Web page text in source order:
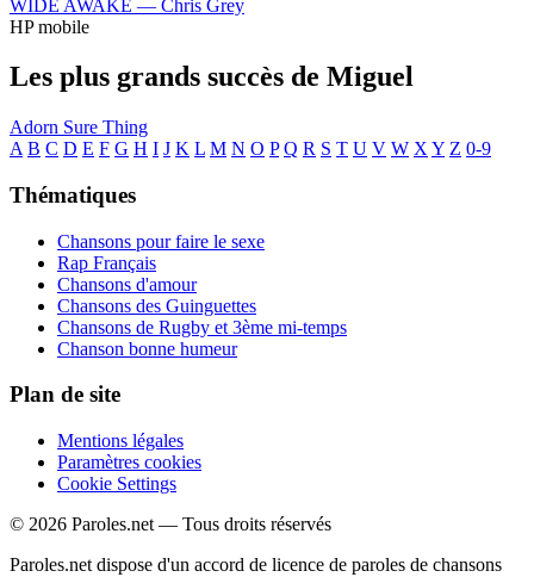
WIDE AWAKE — Chris Grey
HP mobile
Les plus grands succès de Miguel
Adorn Sure Thing
A B C D E F G H I J K L M N O P Q R S T U V W X Y Z 0-9
Thématiques
Chansons pour faire le sexe
Rap Français
Chansons d'amour
Chansons des Guinguettes
Chansons de Rugby et 3ème mi-temps
Chanson bonne humeur
Plan de site
Mentions légales
Paramètres cookies
Cookie Settings
© 2026 Paroles.net — Tous droits réservés
Paroles.net dispose d'un accord de licence de paroles de chansons